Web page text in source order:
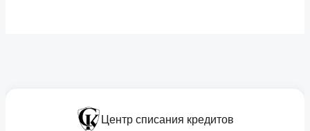
Центр списания кредитов